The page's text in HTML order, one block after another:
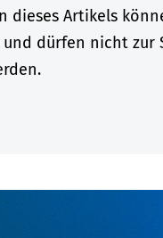
dieses Artikels
dürfen nicht zur